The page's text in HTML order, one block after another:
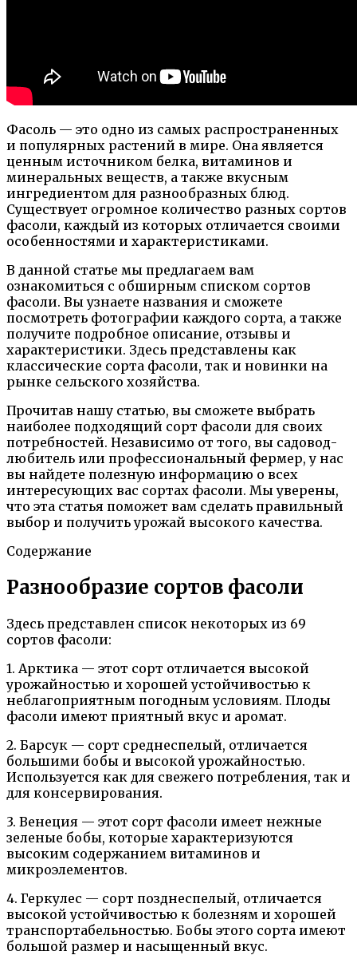
Фасоль — это одно из самых распространенных
и популярных растений в мире. Она является
ценным источником белка, витаминов и
минеральных веществ, а также вкусным
ингредиентом для разнообразных блюд.
Существует огромное количество разных сортов
фасоли, каждый из которых отличается своими
особенностями и характеристиками.
В данной статье мы предлагаем вам
ознакомиться с обширным списком сортов
фасоли. Вы узнаете названия и сможете
посмотреть фотографии каждого сорта, а также
получите подробное описание, отзывы и
характеристики. Здесь представлены как
классические сорта фасоли, так и новинки на
рынке сельского хозяйства.
Прочитав нашу статью, вы сможете выбрать
наиболее подходящий сорт фасоли для своих
потребностей. Независимо от того, вы садовод-
любитель или профессиональный фермер, у нас
вы найдете полезную информацию о всех
интересующих вас сортах фасоли. Мы уверены,
что эта статья поможет вам сделать правильный
выбор и получить урожай высокого качества.
Содержание
Разнообразие сортов фасоли
Здесь представлен список некоторых из 69
сортов фасоли:
1. Арктика — этот сорт отличается высокой
урожайностью и хорошей устойчивостью к
неблагоприятным погодным условиям. Плоды
фасоли имеют приятный вкус и аромат.
2. Барсук — сорт среднеспелый, отличается
большими бобы и высокой урожайностью.
Используется как для свежего потребления, так и
для консервирования.
3. Венеция — этот сорт фасоли имеет нежные
зеленые бобы, которые характеризуются
высоким содержанием витаминов и
микроэлементов.
4. Геркулес — сорт позднеспелый, отличается
высокой устойчивостью к болезням и хорошей
транспортабельностью. Бобы этого сорта имеют
большой размер и насыщенный вкус.